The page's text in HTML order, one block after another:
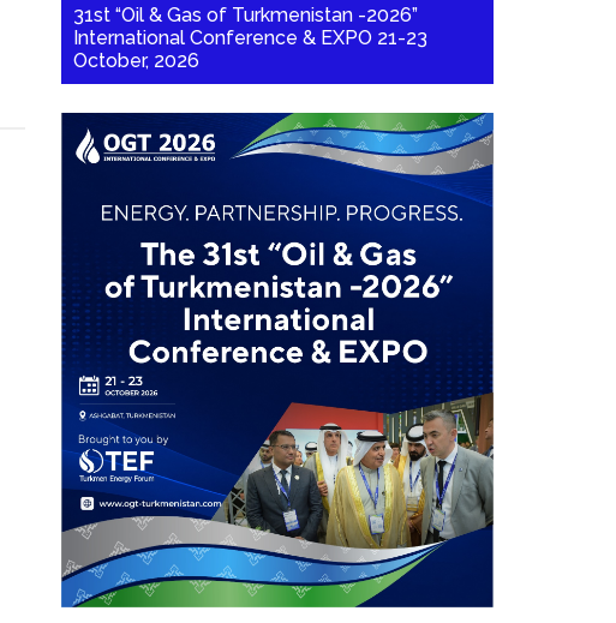
31st “Oil & Gas of Turkmenistan -2026”
International Conference & EXPO 21-23
October, 2026